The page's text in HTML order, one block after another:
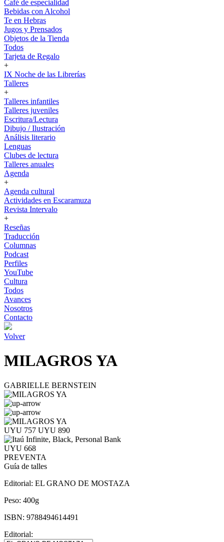
Café de especialidad
Bebidas con Alcohol
Te en Hebras
Jugos y Prensados
Objetos de la Tienda
Todos
Tarjeta de Regalo
+
IX Noche de las Librerías
Talleres
+
Talleres infantiles
Talleres juveniles
Escritura/Lectura
Dibujo / Ilustración
Análisis literario
Lenguas
Clubes de lectura
Talleres anuales
Agenda
+
Agenda cultural
Actividades en Escaramuza
Revista Intervalo
+
Reseñas
Traducción
Columnas
Podcast
Perfiles
YouTube
Cultura
Todos
Avances
Nosotros
Contacto
Volver
MILAGROS YA
GABRIELLE BERNSTEIN
UYU 757 UYU 890
UYU 668
PREVENTA
Guía de talles
Editorial: EL GRANO DE MOSTAZA
Peso: 400g
ISBN: 9788494614491
Editorial: